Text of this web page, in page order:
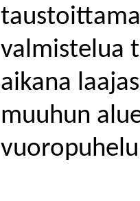
valmistelua
aikana
muuhun